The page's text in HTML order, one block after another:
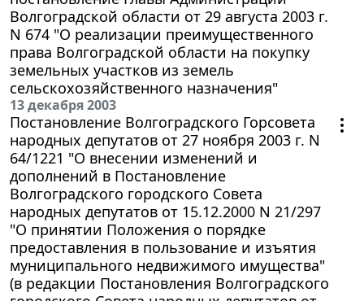
Волгоградской области от 29 августа 2003 г.
N 674 "О реализации преимущественного
права Волгоградской области на покупку
земельных участков из земель
сельскохозяйственного назначения"
13 декабря 2003
Постановление Волгоградского Горсовета
народных депутатов от 27 ноября 2003 г. N
64/1221 "О внесении изменений и
дополнений в Постановление
Волгоградского городского Совета
народных депутатов от 15.12.2000 N 21/297
"О принятии Положения о порядке
предоставления в пользование и изъятия
муниципального недвижимого имущества"
(в редакции Постановления Волгоградского